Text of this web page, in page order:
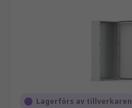
Lagerförs av tillverkaren